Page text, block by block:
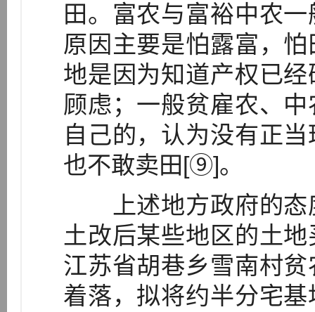
田。富农与富裕中农
原因主要是怕露富，
地是因为知道产权已
顾虑；一般贫雇农、
自己的，认为没有正
也不敢卖田[⑨]。
上述地方政府的态
土改后某些地区的土
江苏省胡巷乡雪南村
着落，拟将约半分宅